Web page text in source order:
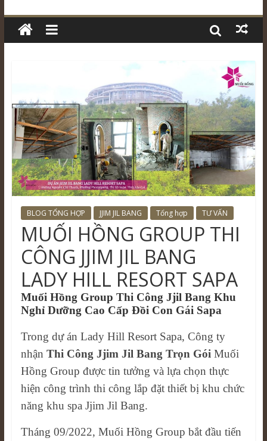
BLOG TỔNG HỢP JJIM JIL BANG Tổng hợp TƯ VẤN
MUỐI HỒNG GROUP THI
CÔNG JJIM JIL BANG
LADY HILL RESORT SAPA
Muối Hồng Group Thi Công Jjil Bang Khu
Nghỉ Dưỡng Cao Cấp Đồi Con Gái Sapa
Trong dự án Lady Hill Resort Sapa, Công ty
nhận Thi Công Jjim Jil Bang Trọn GóiMuối
Hồng Group được tin tưởng và lựa chọn thực
hiện công trình thi công lắp đặt thiết bị khu chức
năng khu spa Jjim Jil Bang.
Tháng 09/2022, Muối Hồng Group bắt đầu tiến